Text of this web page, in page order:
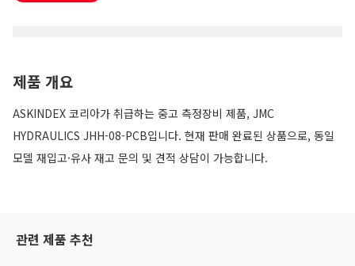
제품 개요
ASKINDEX 코리아가 취급하는 중고 측정장비 제품, JMC
HYDRAULICS JHH-08-PCB입니다. 현재 판매 완료된 상품으로, 동일
모델 재입고·유사 재고 문의 및 견적 상담이 가능합니다.
관련 제품 추천